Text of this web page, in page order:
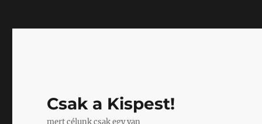
Csak a Kispest!
mert célunk csak egy van